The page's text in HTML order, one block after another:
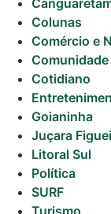
Baía
Goianinha
PIPA
Surf
Colunas
Comércio e
Comunidade
Cotidiano
Goianinha
Juçara
Litoral Sul
Política
SURF